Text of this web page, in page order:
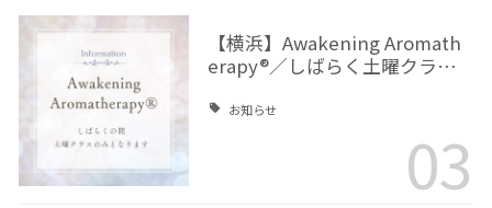
【横浜】Awakening Aromath
erapy®／しばらく土曜クラ…
お知らせ
03